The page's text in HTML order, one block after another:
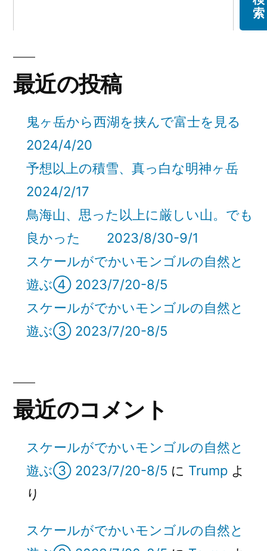
索
最近の投稿
鬼ヶ岳から西湖を挟んで富士を見る
2024/4/20
予想以上の積雪、真っ白な明神ヶ岳
2024/2/17
鳥海山、思った以上に厳しい山。でも
良かった 2023/8/30-9/1
スケールがでかいモンゴルの自然と
遊ぶ④ 2023/7/20-8/5
スケールがでかいモンゴルの自然と
遊ぶ③ 2023/7/20-8/5
最近のコメント
スケールがでかいモンゴルの自然と
遊ぶ③ 2023/7/20-8/5 に Trump よ
り
スケールがでかいモンゴルの自然と